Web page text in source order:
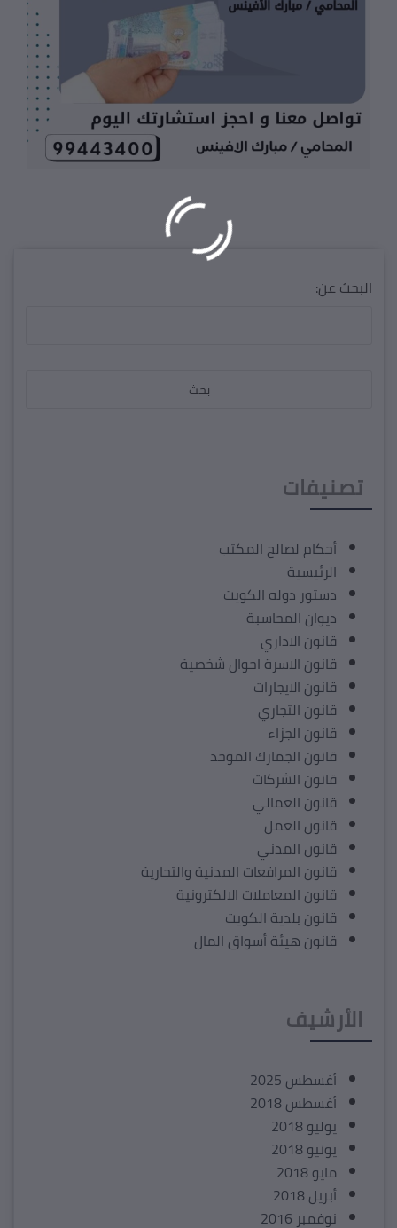
البحث عن:
تصنيفات
أحكام لصالح المكتب
الرئيسية
دستور دوله الكويت
ديوان المحاسبة
قانون الاداري
قانون الاسرة احوال شخصية
قانون الايجارات
قانون التجاري
قانون الجزاء
قانون الجمارك الموحد
قانون الشركات
قانون العمالي
قانون العمل
قانون المدني
قانون المرافعات المدنية والتجارية
قانون المعاملات الالكترونية
قانون بلدية الكويت
قانون هيئة أسواق المال
الأرشيف
أغسطس 2025
أغسطس 2018
يوليو 2018
يونيو 2018
مايو 2018
أبريل 2018
نوفمبر 2016